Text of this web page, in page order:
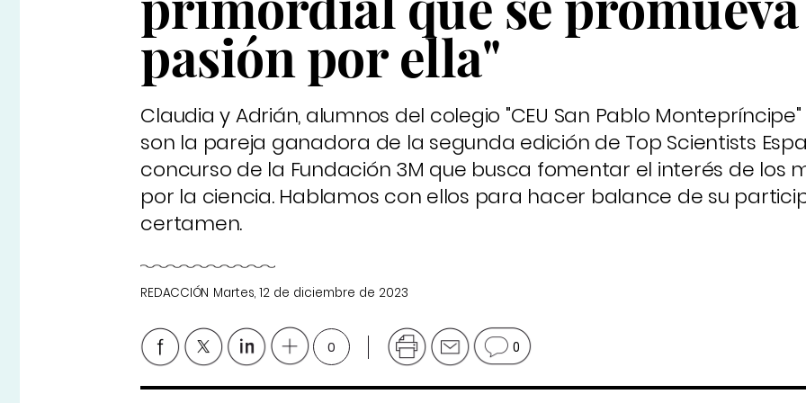
pasión por ella"
Claudia y Adrián, alumnos del colegio "CEU San Pablo
son la pareja ganadora de la segunda edición de Top Scientists
concurso de la Fundación 3M que busca fomentar el interés de los
por la ciencia. Hablamos con ellos para hacer balance de su
certamen.
REDACCIÓN Martes, 12 de diciembre de 2023
0 0